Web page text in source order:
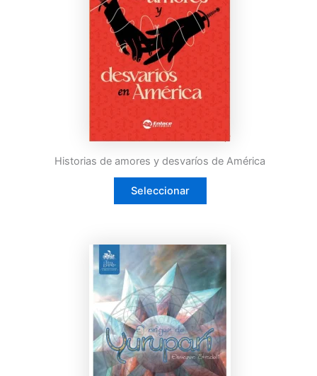
Historias de amores y desvaríos de América
Seleccionar